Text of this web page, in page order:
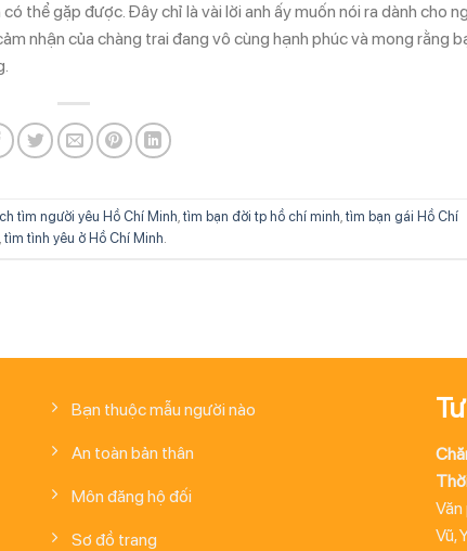
thể gặp được. Đây chỉ là vài lời anh ấy muốn nói ra dành cho
nhận của chàng trai đang vô cùng hạnh phúc và mong rằng
tìm người yêu Hồ Chí Minh, tìm bạn đời tp hồ chí minh, tìm bạn gái Hồ Chí
, tìm tình yêu ở Hồ Chí Minh.
Bạn thuộc mẫu người nào
An toàn bản thân
Môn đăng hộ đối
Sơ đồ trang
Vũ,